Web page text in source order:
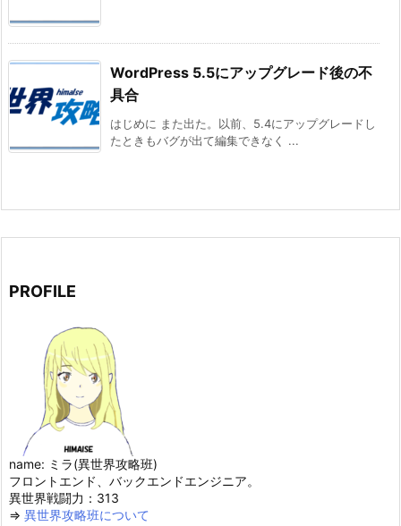
WordPress 5.5にアップグレード後の不
具合
はじめに また出た。以前、5.4にアップグレードし
たときもバグが出て編集できなく ...
PROFILE
name: ミラ(異世界攻略班)
フロントエンド、バックエンドエンジニア。
異世界戦闘力：313
⇒ 異世界攻略班について